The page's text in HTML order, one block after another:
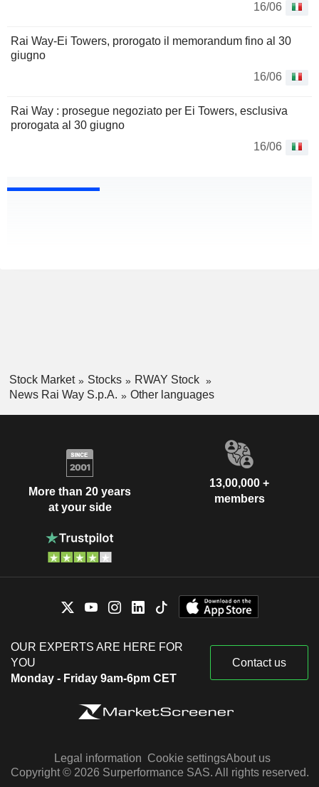
16/06
Rai Way-Ei Towers, prorogato il memorandum fino al 30
giugno
16/06
Rai Way : prosegue negoziato per Ei Towers, esclusiva
prorogata al 30 giugno
16/06
Stock Market Stocks
RWAY Stock
News Rai Way S.p.A.
Other languages
More than 20 years
at your side
13,00,000 +
members
OUR EXPERTS ARE HERE FOR
YOU
Monday - Friday 9am-6pm CET
Contact us
Legal information Cookie settingsAbout us
Copyright © 2026 Surperformance SAS. All rights reserved.